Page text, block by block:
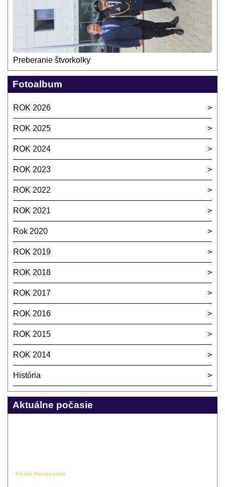
Preberanie štvorkolky
Fotoalbum
ROK 2026
ROK 2025
ROK 2024
ROK 2023
ROK 2022
ROK 2021
Rok 2020
ROK 2019
ROK 2018
ROK 2017
ROK 2016
ROK 2015
ROK 2014
História
Aktuálne počasie
Počasie Oravská Lesná